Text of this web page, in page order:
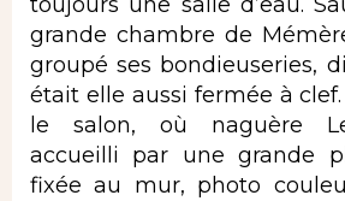
grande chambre de
groupé ses bondieuseries,
était elle aussi fermée à
le salon, où naguère
accueilli par une grande
fixée au mur, photo